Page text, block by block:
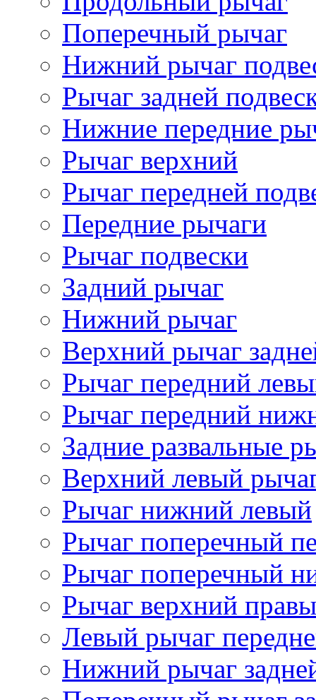
Поперечный рычаг
Нижний рычаг
Рычаг задней
Нижние передние
Рычаг верхний
Рычаг передней
Передние рычаги
Рычаг подвески
Задний рычаг
Нижний рычаг
Верхний рычаг
Рычаг передний
Рычаг передний
Задние развальные
Верхний левый
Рычаг нижний левый
Рычаг поперечный
Рычаг поперечный
Рычаг верхний
Левый рычаг
Нижний рычаг